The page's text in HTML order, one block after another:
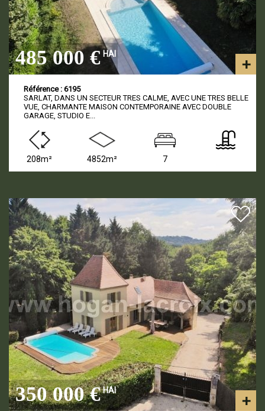
485 000 € HAI
Référence : 6195
SARLAT, DANS UN SECTEUR TRES CALME, AVEC UNE TRES BELLE
VUE, CHARMANTE MAISON CONTEMPORAINE AVEC DOUBLE
GARAGE, STUDIO E...
208m² 4852m² 7
350 000 € HAI